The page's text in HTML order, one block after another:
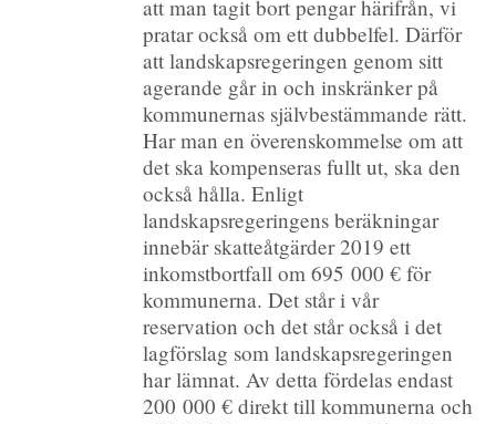
att man tagit bort pengar härifrån, vi
pratar också om ett dubbelfel. Därför
att landskapsregeringen genom sitt
agerande går in och inskränker på
kommunernas självbestämmande rätt.
Har man en överenskommelse om att
det ska kompenseras fullt ut, ska den
också hålla. Enligt
landskapsregeringens beräkningar
innebär skatteåtgärder 2019 ett
inkomstbortfall om 695 000 € för
kommunerna. Det står i vår
reservation och det står också i det
lagförslag som landskapsregeringen
har lämnat. Av detta fördelas endast
200 000 € direkt till kommunerna och